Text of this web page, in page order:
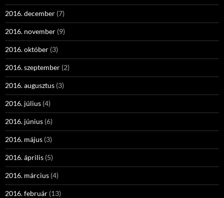
2016. december (7)
2016. november (9)
2016. október (3)
2016. szeptember (2)
2016. augusztus (3)
2016. július (4)
2016. június (6)
2016. május (3)
2016. április (5)
2016. március (4)
2016. február (13)